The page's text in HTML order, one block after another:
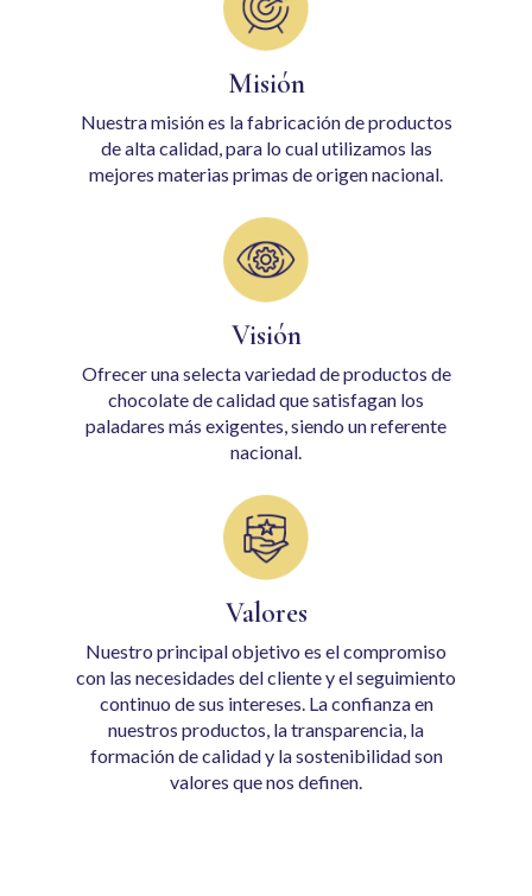
Misión
Nuestra misión es la fabricación de productos
de alta calidad, para lo cual utilizamos las
mejores materias primas de origen nacional.
Visión
Ofrecer una selecta variedad de productos de
chocolate de calidad que satisfagan los
paladares más exigentes, siendo un referente
nacional.
Valores
Nuestro principal objetivo es el compromiso
con las necesidades del cliente y el seguimiento
continuo de sus intereses. La confianza en
nuestros productos, la transparencia, la
formación de calidad y la sostenibilidad son
valores que nos definen.